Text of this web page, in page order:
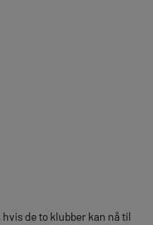
de to klubber kan nå til